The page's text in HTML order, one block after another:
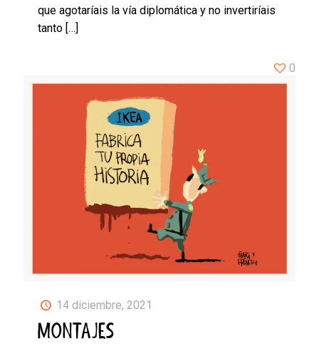
que agotaríais la vía diplomática y no invertiríais
tanto […]
14 diciembre, 2021
MONTAJES
0